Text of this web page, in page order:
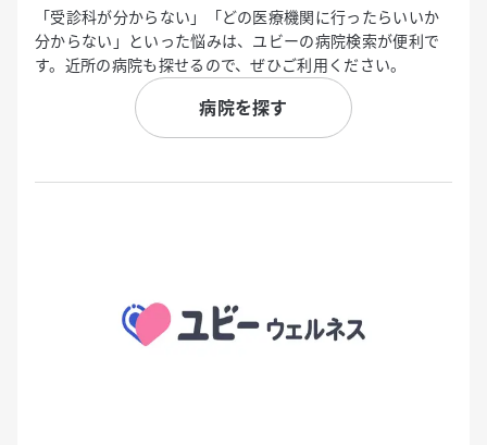
「受診科が分からない」「どの医療機関に行ったらいいか
分からない」といった悩みは、ユビーの病院検索が便利で
す。近所の病院も探せるので、ぜひご利用ください。
病院を探す